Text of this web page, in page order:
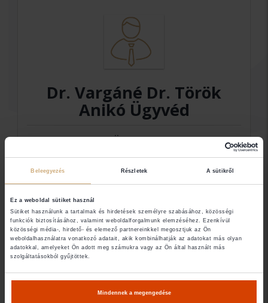
Beleegyezés Részletek A sütikről
Ez a weboldal sütiket használ
Sütiket használunk a tartalmak és hirdetések személyre szabásához, közösségi
funkciók biztosításához, valamint weboldalforgalmunk elemzéséhez. Ezenkívül
közösségi média-, hirdető- és elemező partnereinkkel megosztjuk az Ön
weboldalhasználatra vonatkozó adatait, akik kombinálhatják az adatokat más olyan
adatokkal, amelyeket Ön adott meg számukra vagy az Ön által használt más
szolgáltatásokból gyűjtöttek.
Mindennek a megengedése
Dr. Vargáné Dr. Török
Anikó Ügyvéd
Ügyvéd
Elérhetőségek
3530 Miskolc
Amennyiben nem találja a keresett ügyvéd
elérhetőségét (email, telefon), abban az esetben